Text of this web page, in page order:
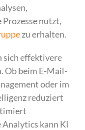
Prozesse nutzt,
zu erhalten.
sich effektivere
Ob beim E-Mail-
oder im
reduziert
kann KI